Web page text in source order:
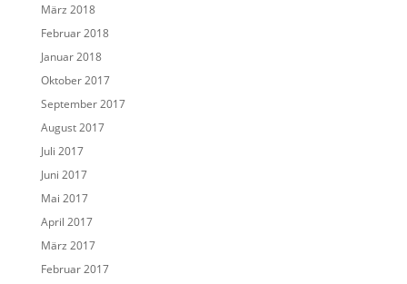
März 2018
Februar 2018
Januar 2018
Oktober 2017
September 2017
August 2017
Juli 2017
Juni 2017
Mai 2017
April 2017
März 2017
Februar 2017